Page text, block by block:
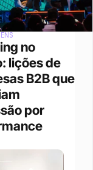
no
lições de
B2B que
por